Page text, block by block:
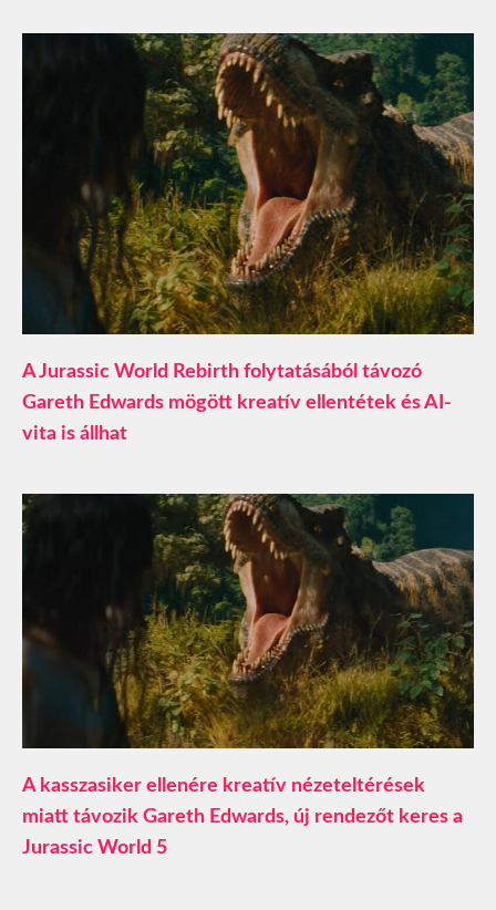
A Jurassic World Rebirth folytatásából távozó
Gareth Edwards mögött kreatív ellentétek és AI-
vita is állhat
A kasszasiker ellenére kreatív nézeteltérések
miatt távozik Gareth Edwards, új rendezőt keres a
Jurassic World 5